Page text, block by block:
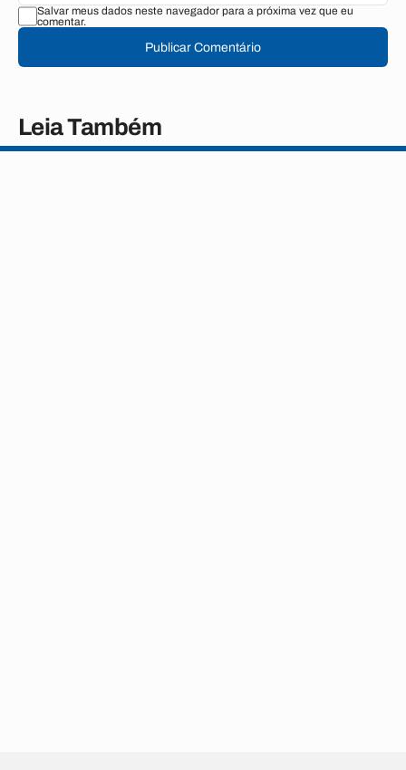
Salvar meus dados neste navegador para a próxima vez que eu
comentar.
Publicar Comentário
Leia Também